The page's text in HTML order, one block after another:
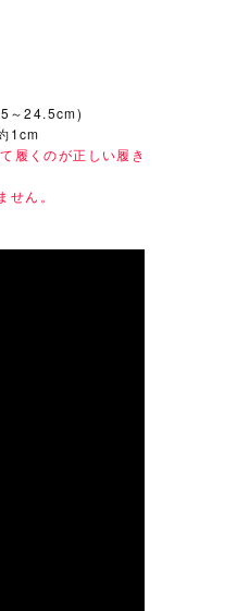
～24.5cm)
1cm
履くのが正しい履き
ん。